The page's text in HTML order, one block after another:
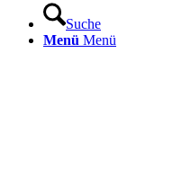
Suche
Menü Menü